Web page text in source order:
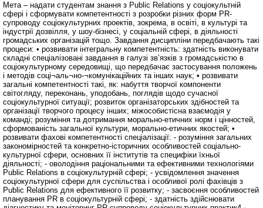
Мета – надати студентам знання з Public Relations у соціокультній
сфері і сформувати компетентності з розробки різних форм PR-
супроводу соціокультурних проектів, зокрема, в освіті, в культурі та
індустрії дозвілля, у шоу-бізнесі, у соціальній сфері, в діяльності
громадських організацій тощо. Завдання дисципліни передбачають такі
процеси: • розвивати інтегральну компетентність: здатність виконувати
складні спеціалізовані завдання в галузі зв’язків з громадськістю в
соціокультурному середовищі, що передбачає застосування положень
і методів соці¬аль¬но-¬комунікаційних та інших наук; • розвивати
загальні компетентності такі, як: набуття творчої компоненти
світогляду, переконань, уподобань, поглядів щодо сучасної
соціокультурної ситуації; розвиток організаторських здібностей та
організації творчого процесу інших; міжособистісна взаємодія у
команді; розуміння та дотримання морально-етичних норм і цінностей,
сформованість загальної культури, морально-етичних якостей; •
розвивати фахові компетентності спеціалізації: - розуміння загальних
закономірностей та конкретно-історичних особливостей соціально-
культурної сфери, основних її інститутів та специфіки їхньої
діяльності; - оволодіння раціональними та ефективними технологіями
Public Relations в соціокультурній сфері; - усвідомлення значення
соціокультурної сфери для суспільства і особливої ролі фахівців з
Public Relations для ефективного її розвитку; - засвоєння особливостей
планування PR в соціокультурній сфері; - здатність здійснювати